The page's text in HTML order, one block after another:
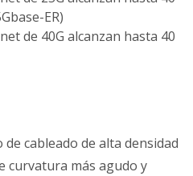
ER)
de 40G alcanzan hasta 40
cableado de alta densidad
curvatura más agudo y